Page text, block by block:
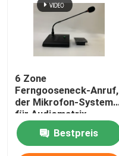
6 Zone
Ferngooseneck-Anruf,
der Mikrofon-System
für Audiomatrix-
Verstärker paginiert
Bestpreis